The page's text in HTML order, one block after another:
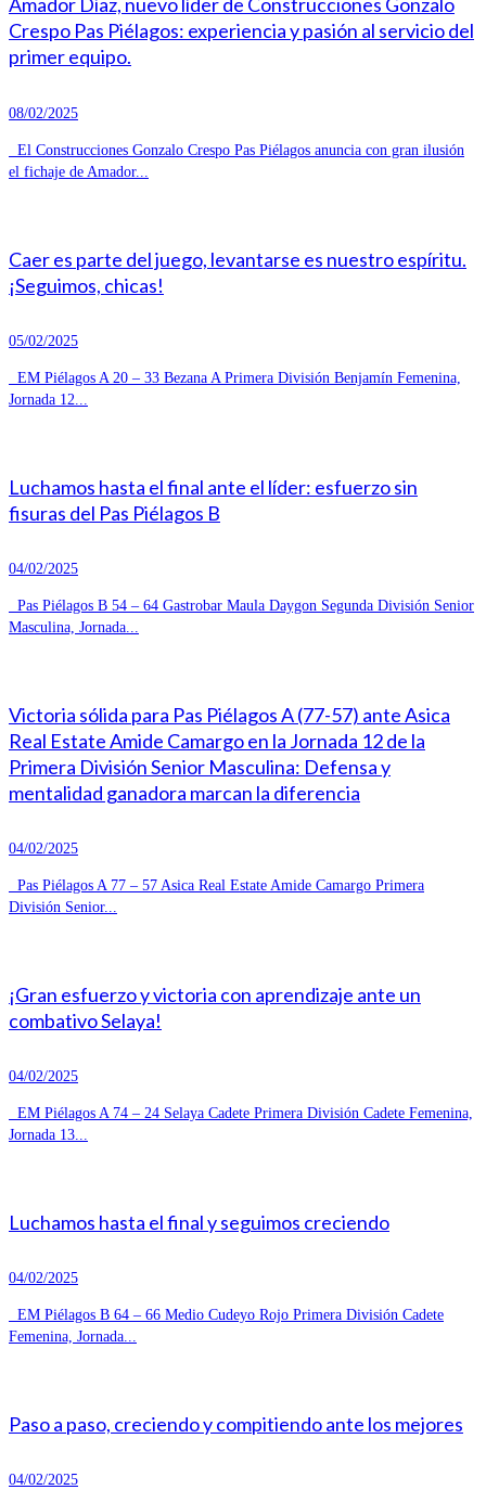
Amador Díaz, nuevo líder de Construcciones Gonzalo
Crespo Pas Piélagos: experiencia y pasión al servicio del
primer equipo.
08/02/2025
El Construcciones Gonzalo Crespo Pas Piélagos anuncia con gran ilusión
el fichaje de Amador...
Caer es parte del juego, levantarse es nuestro espíritu.
¡Seguimos, chicas!
05/02/2025
EM Piélagos A 20 – 33 Bezana A Primera División Benjamín Femenina,
Jornada 12...
Luchamos hasta el final ante el líder: esfuerzo sin
fisuras del Pas Piélagos B
04/02/2025
Pas Piélagos B 54 – 64 Gastrobar Maula Daygon Segunda División Senior
Masculina, Jornada...
Victoria sólida para Pas Piélagos A (77-57) ante Asica
Real Estate Amide Camargo en la Jornada 12 de la
Primera División Senior Masculina: Defensa y
mentalidad ganadora marcan la diferencia
04/02/2025
Pas Piélagos A 77 – 57 Asica Real Estate Amide Camargo Primera
División Senior...
¡Gran esfuerzo y victoria con aprendizaje ante un
combativo Selaya!
04/02/2025
EM Piélagos A 74 – 24 Selaya Cadete Primera División Cadete Femenina,
Jornada 13...
Luchamos hasta el final y seguimos creciendo
04/02/2025
EM Piélagos B 64 – 66 Medio Cudeyo Rojo Primera División Cadete
Femenina, Jornada...
Paso a paso, creciendo y compitiendo ante los mejores
04/02/2025